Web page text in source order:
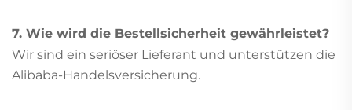
7. Wie wird die Bestellsicherheit gewährleistet?
Wir sind ein seriöser Lieferant und unterstützen die
Alibaba-Handelsversicherung.